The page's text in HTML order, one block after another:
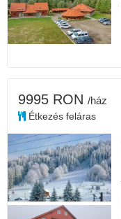
9995 RON /ház
Étkezés feláras